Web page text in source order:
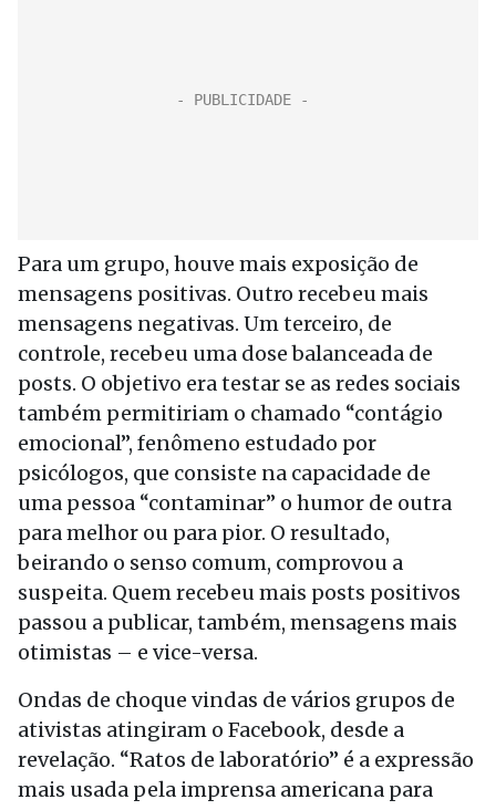
Para um grupo, houve mais exposição de
mensagens positivas. Outro recebeu mais
mensagens negativas. Um terceiro, de
controle, recebeu uma dose balanceada de
posts. O objetivo era testar se as redes sociais
também permitiriam o chamado “contágio
emocional”, fenômeno estudado por
psicólogos, que consiste na capacidade de
uma pessoa “contaminar” o humor de outra
para melhor ou para pior. O resultado,
beirando o senso comum, comprovou a
suspeita. Quem recebeu mais posts positivos
passou a publicar, também, mensagens mais
otimistas – e vice-versa.
Ondas de choque vindas de vários grupos de
ativistas atingiram o Facebook, desde a
revelação. “Ratos de laboratório” é a expressão
mais usada pela imprensa americana para